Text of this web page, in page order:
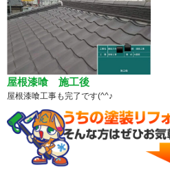
屋根漆喰 施工後
屋根漆喰工事も完了です(^^♪